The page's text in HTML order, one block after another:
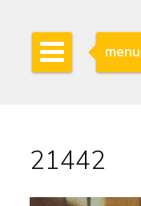
menu
21442